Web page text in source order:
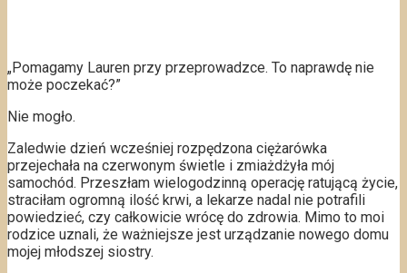
„Pomagamy Lauren przy przeprowadzce. To naprawdę nie
może poczekać?”
Nie mogło.
Zaledwie dzień wcześniej rozpędzona ciężarówka
przejechała na czerwonym świetle i zmiażdżyła mój
samochód. Przeszłam wielogodzinną operację ratującą życie,
straciłam ogromną ilość krwi, a lekarze nadal nie potrafili
powiedzieć, czy całkowicie wrócę do zdrowia. Mimo to moi
rodzice uznali, że ważniejsze jest urządzanie nowego domu
mojej młodszej siostry.